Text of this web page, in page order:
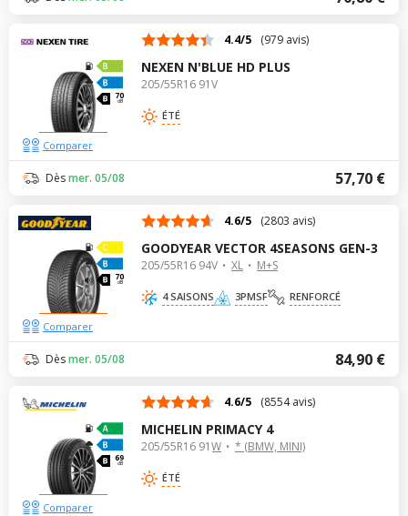
70
dB
4.4/5 (979 avis)
NEXEN N'BLUE HD PLUS
205/55R16 91V
ÉTÉ
57,70 €
Dèsmer. 05/08
Comparer
70
dB
4.6/5 (2803 avis)
GOODYEAR VECTOR 4SEASONS GEN-3
205/55R16 94V XL M+S
4 SAISONS 3PMSF RENFORCÉ
84,90 €
Dèsmer. 05/08
Comparer
69
dB
4.6/5 (8554 avis)
MICHELIN PRIMACY 4
205/55R16 91W * (BMW, MINI)
ÉTÉ
Comparer